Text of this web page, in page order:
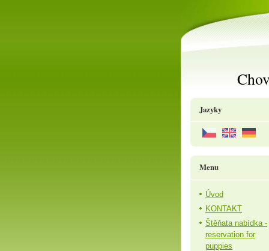
Jazyky
Menu
Úvod
KONTAKT
Štěňata nabídka -
reservation for
puppies